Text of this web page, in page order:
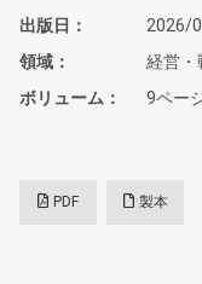
出版日
2026/
領域
経営・
ボリューム
9ペー
PDF 製本